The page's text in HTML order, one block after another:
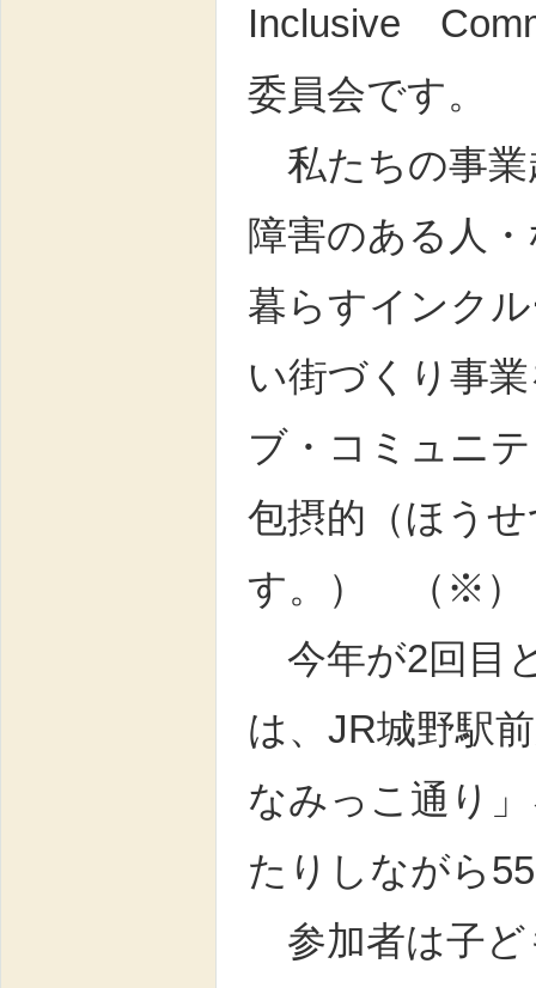
Inclusive
委員会です。
私たちの事業
障害のある人
暮らすインク
い街づくり事
ブ・コミュニ
包摂的（ほう
す。） （※）
今年が2回目
は、JR城野駅
なみっこ通り
たりしながら
参加者は子ど